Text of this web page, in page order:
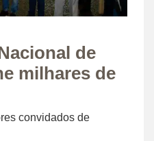
de
milhares de
convidados de